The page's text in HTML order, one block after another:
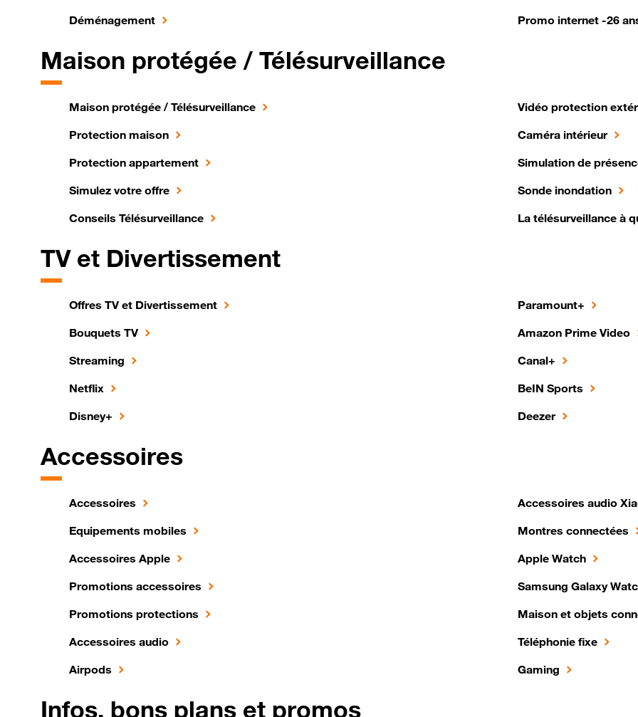
Déménagement
Promo internet -26
Maison protégée / Télésurveillance
Maison protégée / Télésurveillance
Protection maison
Protection appartement
Simulez votre offre
Conseils Télésurveillance
Vidéo protection
Caméra intérieur
Simulation de
Sonde inondation
La télésurveillance à
TV et Divertissement
Offres TV et Divertissement
Bouquets TV
Streaming
Netflix
Disney+
Paramount+
Amazon Prime Video
Canal+
BeIN Sports
Deezer
Accessoires
Accessoires
Equipements mobiles
Accessoires Apple
Promotions accessoires
Promotions protections
Accessoires audio
Airpods
Accessoires audio
Montres connectées
Apple Watch
Samsung Galaxy
Maison et objets
Téléphonie fixe
Gaming
Infos, bons plans et promos